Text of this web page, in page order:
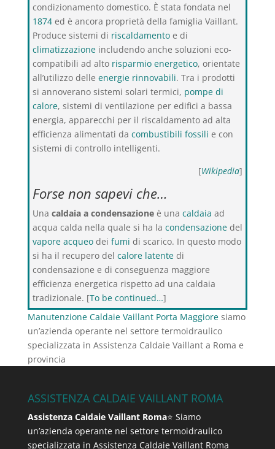
condizionamento domestico. È stata fondata nel
1874ed è ancora proprietà della famiglia Vaillant.
Produce sistemi di riscaldamentoe di
climatizzazioneincludendo anche soluzioni eco-
compatibili ad alto risparmio energetico, orientate
all’utilizzo delle energie rinnovabili. Tra i prodotti
si annoverano sistemi solari termici, pompe di
calore, sistemi di ventilazione per edifici a bassa
energia, apparecchi per il riscaldamento ad alta
efficienza alimentati da combustibili fossili e con
sistemi di controllo intelligenti.
[Wikipedia]
Forse non sapevi che…
Una caldaia a condensazioneè una caldaia ad
acqua calda nella quale si ha la condensazionedel
vapore acqueodei fumi di scarico. In questo modo
si ha il recupero del calore latentedi
condensazione e di conseguenza maggiore
efficienza energetica rispetto ad una caldaia
tradizionale. [To be continued…]
Manutenzione Caldaie Vaillant Porta Maggioresiamo
un’azienda operante nel settore termoidraulico
specializzata in Assistenza Caldaie Vaillant a Roma e
provincia
ASSISTENZA CALDAIE VAILLANT ROMA
Assistenza Caldaie Vaillant Roma⭐ Siamo
un’azienda operante nel settore termoidraulico
specializzata in Assistenza Caldaie Vaillant Roma